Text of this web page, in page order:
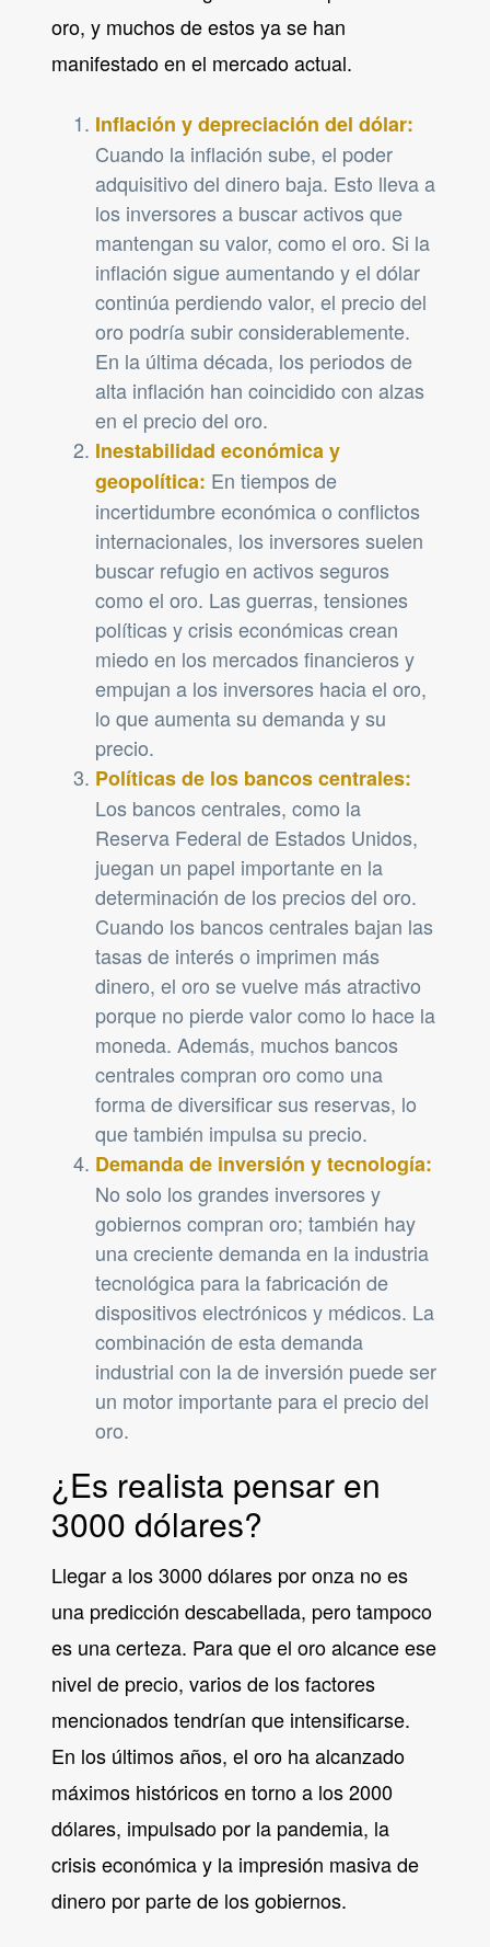
oro, y muchos de estos ya se han
manifestado en el mercado actual.
Inflación y depreciación del dólar:
Cuando la inflación sube, el poder
adquisitivo del dinero baja. Esto lleva a
los inversores a buscar activos que
mantengan su valor, como el oro. Si la
inflación sigue aumentando y el dólar
continúa perdiendo valor, el precio del
oro podría subir considerablemente.
En la última década, los periodos de
alta inflación han coincidido con alzas
en el precio del oro.
Inestabilidad económica y
geopolítica: En tiempos de
incertidumbre económica o conflictos
internacionales, los inversores suelen
buscar refugio en activos seguros
como el oro. Las guerras, tensiones
políticas y crisis económicas crean
miedo en los mercados financieros y
empujan a los inversores hacia el oro,
lo que aumenta su demanda y su
precio.
Políticas de los bancos centrales:
Los bancos centrales, como la
Reserva Federal de Estados Unidos,
juegan un papel importante en la
determinación de los precios del oro.
Cuando los bancos centrales bajan las
tasas de interés o imprimen más
dinero, el oro se vuelve más atractivo
porque no pierde valor como lo hace la
moneda. Además, muchos bancos
centrales compran oro como una
forma de diversificar sus reservas, lo
que también impulsa su precio.
Demanda de inversión y tecnología:
No solo los grandes inversores y
gobiernos compran oro; también hay
una creciente demanda en la industria
tecnológica para la fabricación de
dispositivos electrónicos y médicos. La
combinación de esta demanda
industrial con la de inversión puede ser
un motor importante para el precio del
oro.
¿Es realista pensar en
3000 dólares?
Llegar a los 3000 dólares por onza no es
una predicción descabellada, pero tampoco
es una certeza. Para que el oro alcance ese
nivel de precio, varios de los factores
mencionados tendrían que intensificarse.
En los últimos años, el oro ha alcanzado
máximos históricos en torno a los 2000
dólares, impulsado por la pandemia, la
crisis económica y la impresión masiva de
dinero por parte de los gobiernos.